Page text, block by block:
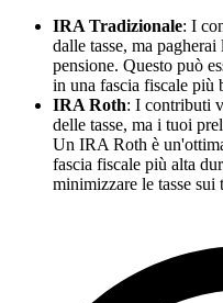
IRA Tradizionale: I
dalle tasse, ma
pensione. Questo può
in una fascia fiscale più
IRA Roth: I contributi
delle tasse, ma i tuoi
Un IRA Roth è
fascia fiscale più alta
minimizzare le tasse sui